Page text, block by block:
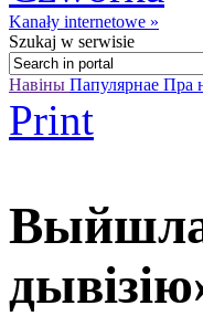
Kanały internetowe »
Szukaj w serwisie
Навіны Папулярнае Пра
Print
Выйшла